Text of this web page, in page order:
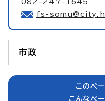
fs-
市政
このペ
こんなペ